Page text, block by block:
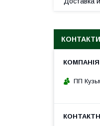
КОНТАКТИ
ПП